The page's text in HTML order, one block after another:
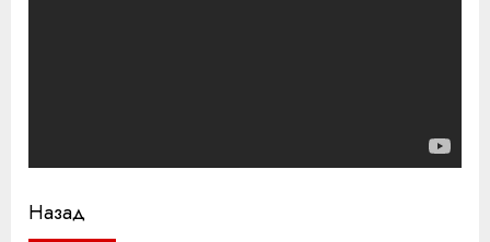
Продолжить
Назад